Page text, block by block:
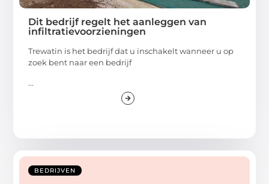
Dit bedrijf regelt het aanleggen van
infiltratievoorzieningen
Trewatin is het bedrijf dat u inschakelt wanneer u op
zoek bent naar een bedrijf
...
BEDRIJVEN